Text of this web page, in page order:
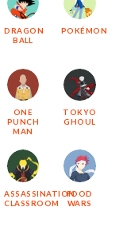
DRAGON
BALL
POKÉMON
ONE
PUNCH
MAN
TOKYO
GHOUL
ASSASSINATION
CLASSROOM
FOOD
WARS